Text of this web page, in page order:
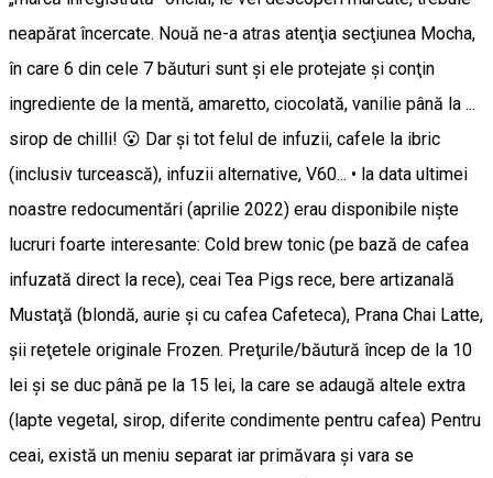
neapărat încercate. Nouă ne-a atras atenţia secţiunea Mocha,
în care 6 din cele 7 băuturi sunt şi ele protejate şi conţin
ingrediente de la mentă, amaretto, ciocolată, vanilie până la ...
sirop de chilli! 😮 Dar şi tot felul de infuzii, cafele la ibric
(inclusiv turcească), infuzii alternative, V60... • la data ultimei
noastre redocumentări (aprilie 2022) erau disponibile nişte
lucruri foarte interesante: Cold brew tonic (pe bază de cafea
infuzată direct la rece), ceai Tea Pigs rece, bere artizanală
Mustaţă (blondă, aurie şi cu cafea Cafeteca), Prana Chai Latte,
şii reţetele originale Frozen. Preţurile/băutură încep de la 10
lei şi se duc până pe la 15 lei, la care se adaugă altele extra
(lapte vegetal, sirop, diferite condimente pentru cafea) Pentru
ceai, există un meniu separat iar primăvara şi vara se